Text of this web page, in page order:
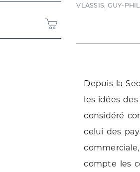
VLASSIS, GUY-
Depuis la
les idées
considéré
celui des
compte les